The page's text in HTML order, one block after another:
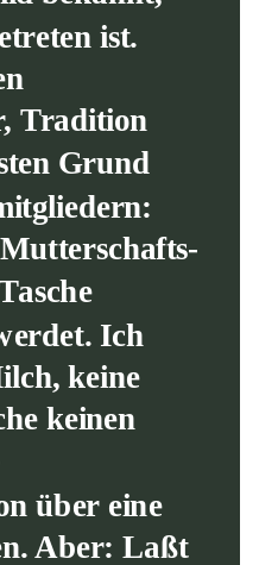
ist.
Tradition
Grund
Ich
keine
keinen
über eine
Aber: Laßt